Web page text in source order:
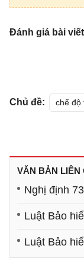
Đánh giá bài
Chủ đề: chế độ
VĂN BẢN LIÊN
Nghị định
Luật Bảo
Luật Bảo